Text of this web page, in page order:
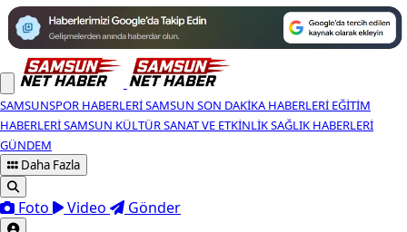
SAMSUNSPOR HABERLERISAMSUN SON DAKIKA HABERLERI EĞITIM
HABERLERISAMSUN KÜLTÜR SANAT VE ETKINLIKSAĞLIK HABERLERI
GÜNDEM
Daha Fazla
Foto Video Gönder